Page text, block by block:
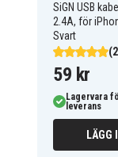
Kompatibel
7, 7 Plus
Pro Max
SiGN USB
2.4A, för
Svart
59 kr
Lagervara
leverans
LÄGG